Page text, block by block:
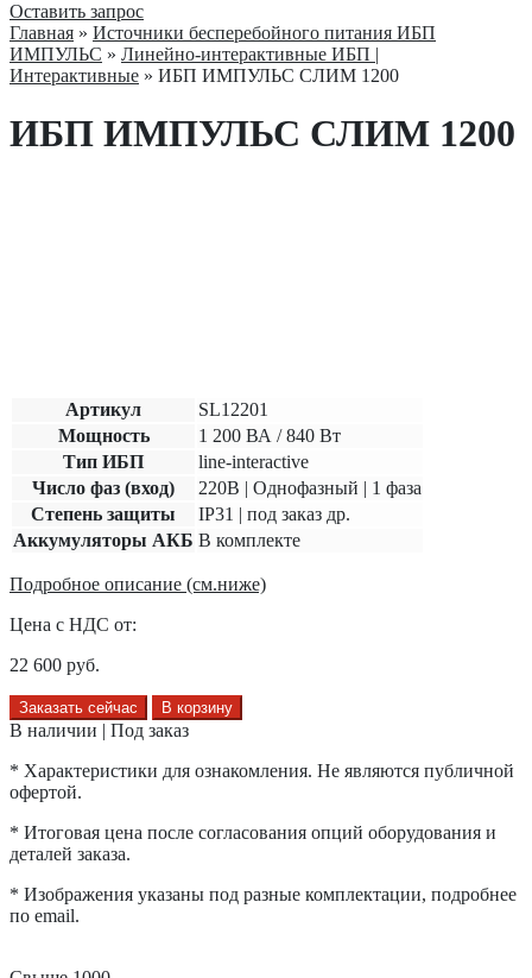
Оставить запрос
Главная » Источники бесперебойного питания ИБП
ИМПУЛЬС » Линейно-интерактивные ИБП |
Интерактивные » ИБП ИМПУЛЬС СЛИМ 1200
ИБП ИМПУЛЬС СЛИМ 1200
Артикул
SL12201
Мощность
1 200 ВА / 840 Вт
Тип ИБП
line-interactive
Число фаз (вход)
220В | Однофазный | 1 фаза
Степень защиты
IP31 | под заказ др.
Аккумуляторы АКБ В комплекте
Подробное описание (см.ниже)
Цена с НДС от:
22 600 руб.
Заказать сейчас В корзину
В наличии | Под заказ
* Характеристики для ознакомления. Не являются публичной
офертой.
* Итоговая цена после согласования опций оборудования и
деталей заказа.
* Изображения указаны под разные комплектации, подробнее
по email.